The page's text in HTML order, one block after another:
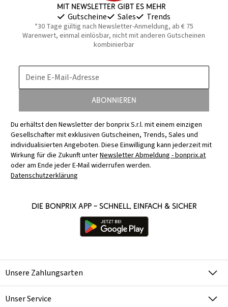
Mit Newsletter gibt es mehr
Gutscheine Sales Trends
*30 Tage gültig nach Newsletter-Anmeldung, ab € 75
Warenwert, einmal einlösbar, nicht mit anderen Gutscheinen
kombinierbar
Deine E-Mail-Adresse
Abonnieren
Du erhältst den Newsletter der bonprix S.r.l. mit einem einzigen
Gesellschafter mit exklusiven Gutscheinen, Trends, Sales und
individualisierten Angeboten. Diese Einwilligung kann jederzeit mit
Wirkung für die Zukunft unterNewsletter Abmeldung - bonprix.at
oder am Ende jeder E-Mail widerrufen werden.
Datenschutzerklärung
Die bonprix App – schnell, einfach & sicher
Unsere Zahlungsarten
Unser Service